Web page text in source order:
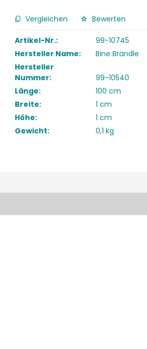
Vergleichen Bewerten
Artikel-Nr.:
99-10745
Hersteller Name:
Bine Brändle
Hersteller
Nummer:
99-10540
Länge:
100 cm
Breite:
1 cm
Höhe:
1 cm
Gewicht:
0,1 kg